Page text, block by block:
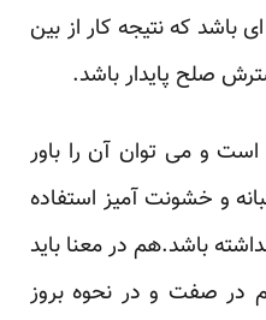
باشد که نتیجه کار از بین
صلح پایدار باشد.
و می توان آن را باور
و خشونت آمیز استفاده
باشد.هم در معنا باید
در صفت و در نحوه بروز